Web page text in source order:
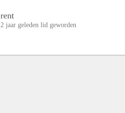
rent
2 jaar geleden lid geworden